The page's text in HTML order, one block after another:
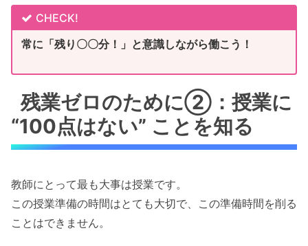
CHECK!
常に「残り〇〇分！」と意識しながら働こう！
残業ゼロのために②：授業に
“100点はない” ことを知る
教師にとって最も大事は授業です。
この授業準備の時間はとても大切で、この準備時間を削る
ことはできません。